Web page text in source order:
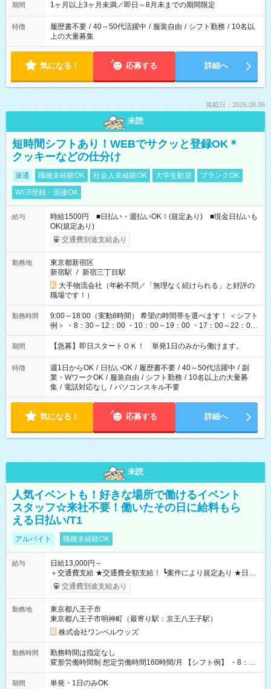
期間 1ヶ月以上3ヶ月未満／即日～8月末までの期間限定
特徴 履歴書不要 / 40～50代活躍中 / 服装自由 / シフト勤務 / 10名以
上の大量募集
気になる！ 応募する 詳細へ
掲載日：2026.08.06
未読
短時間シフトあり！WEBでサクッと登録OK＊
クッキーなどの仕分け
派遣 職種未経験OK 社会人未経験OK 大学生歓迎
ブランクOK
WEB登録・面接OK
給与
時給1500円 ■日払い・週払いOK！(規定あり) ■現金日払いも
OK(規定あり)
交通費別途支給あり
勤務地
東京都新宿区
新宿駅 / 新宿三丁目駅
大手物流会社（年齢不問／「無理なく続けられる」と好評の
職場です！）
勤務時間
9:00～18:00（実動8時間） 希望の時間帯を選べます！ ＜シフト
例＞ ・8：30～12：00 ・10：00～19：00 ・17：00～22：00
・13：00～22：00 ・22：00～翌6：00 など
期間 【急募】即日スタートＯＫ！ 単発1日のみから働けます。
特徴 週1日からOK / 日払いOK / 履歴書不要 / 40～50代活躍中 / 副
業・WワークOK / 服装自由 / シフト勤務 / 10名以上の大量募
集 / 電話対応なし / パソコンスキル不要
気になる！ 応募する 詳細へ
未読
人気イベントも！好きな場所で働けるイベント
スタッフ☆来社不要！働いたその日に給料もら
える日払い/T1
アルバイト 職種未経験OK
給与
日給13,000円～
＋交通費支給 ★交通費全額支給！ ┗案件により規定あり ★日払
いOK！（規定あり） ┗働いたその日に現金GET♪ お仕事後はコ
ンビニATMから 日払い分を引き落とせます！ 【試用期間】試
交通費別途支給あり
勤務地
東京都八王子市
東京都八王子市明神町（最寄り駅：京王八王子駅）
株式会社ワンベルウッズ
勤務時間
勤務時間は指定なし
変形労働時間制 想定労働時間160時間/月 【シフト例】 ・8：00
～21：00
期間 単発・1日のみOK